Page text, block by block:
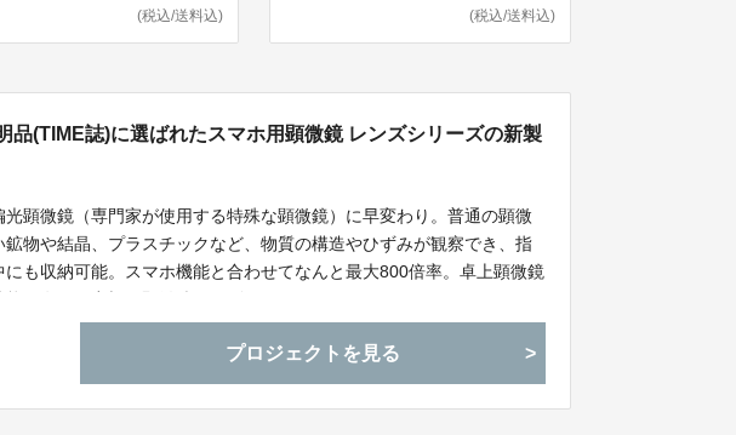
(税込/送料込) (税込/送料込)
品(TIME誌)に選ばれたスマホ用顕微鏡 レンズシリーズの新製
光顕微鏡（専門家が使用する特殊な顕微鏡）に早変わり。普通の顕微
物や結晶、プラスチックなど、物質の構造やひずみが観察でき、指
も収納可能。スマホ機能と合わせてなんと最大800倍率。卓上顕微鏡
プロジェクトを見る